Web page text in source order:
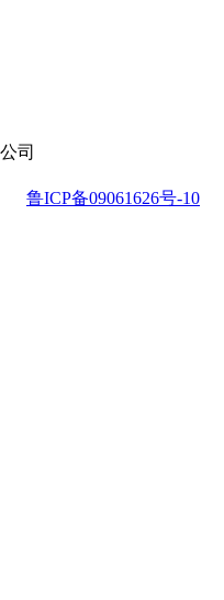
司
鲁ICP备09061626号-10